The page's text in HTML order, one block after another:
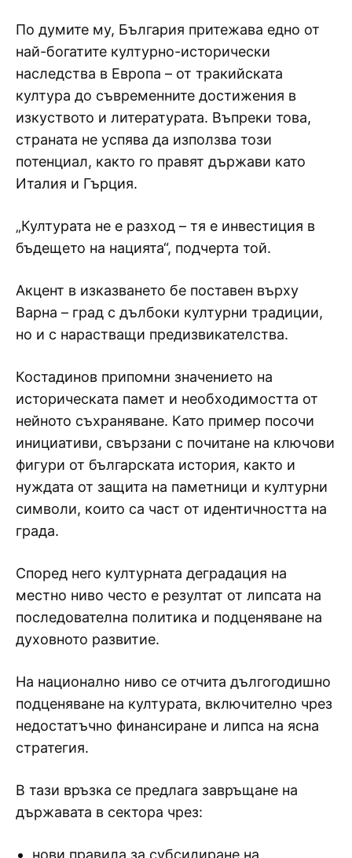
По думите му, България притежава едно от
най-богатите културно-исторически
наследства в Европа – от тракийската
култура до съвременните достижения в
изкуството и литературата. Въпреки това,
страната не успява да използва този
потенциал, както го правят държави като
Италия и Гърция.
„Културата не е разход – тя е инвестиция в
бъдещето на нацията“, подчерта той.
Акцент в изказването бе поставен върху
Варна – град с дълбоки културни традиции,
но и с нарастващи предизвикателства.
Костадинов припомни значението на
историческата памет и необходимостта от
нейното съхраняване. Като пример посочи
инициативи, свързани с почитане на ключови
фигури от българската история, както и
нуждата от защита на паметници и културни
символи, които са част от идентичността на
града.
Според него културната деградация на
местно ниво често е резултат от липсата на
последователна политика и подценяване на
духовното развитие.
На национално ниво се отчита дългогодишно
подценяване на културата, включително чрез
недостатъчно финансиране и липса на ясна
стратегия.
В тази връзка се предлага завръщане на
държавата в сектора чрез:
нови правила за субсидиране на